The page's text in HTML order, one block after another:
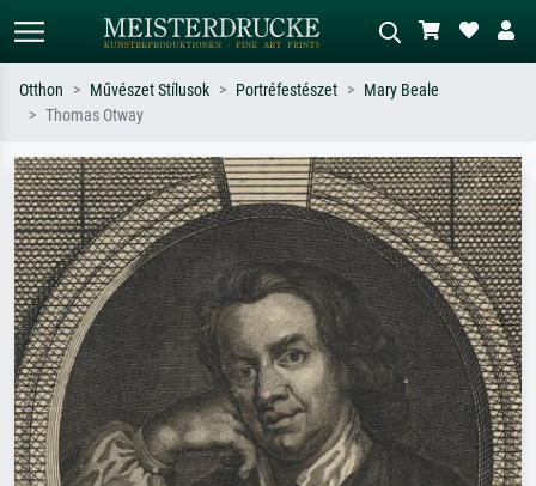
Keressen művész, műcím vagy stílus
szerint – pl. Monet, Csillagos éj,
impresszionizmus, Hokusai-hullám,
akt.
Írja le a jelenetet – pl. zöld rét, sok
piros absztrakt, sötét olajkép, álló akt
egy fa mellett.
Otthon Művészet Stílusok Portréfestészet
Mary Beale
Thomas Otway